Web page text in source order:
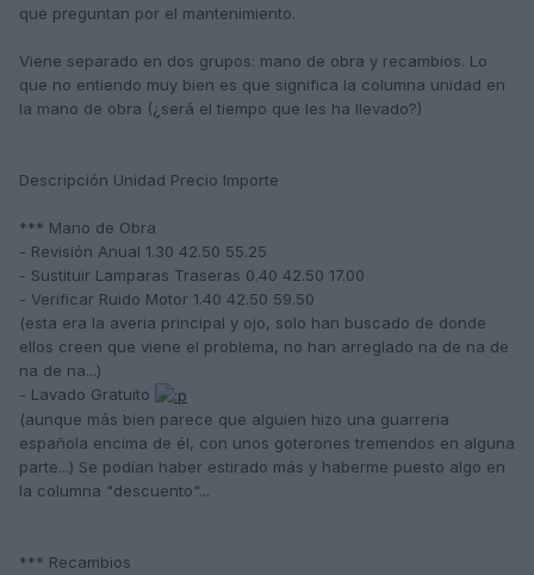
que preguntan por el mantenimiento.
Viene separado en dos grupos: mano de obra y recambios. Lo
que no entiendo muy bien es que significa la columna unidad en
la mano de obra (¿será el tiempo que les ha llevado?)
Descripción Unidad Precio Importe
*** Mano de Obra
- Revisión Anual 1.30 42.50 55.25
- Sustituir Lamparas Traseras 0.40 42.50 17.00
- Verificar Ruido Motor 1.40 42.50 59.50
(esta era la averia principal y ojo, solo han buscado de donde
ellos creen que viene el problema, no han arreglado na de na de
na de na...)
- Lavado Gratuito
(aunque más bien parece que alguien hizo una guarreria
española encima de él, con unos goterones tremendos en alguna
parte...) Se podían haber estirado más y haberme puesto algo en
la columna "descuento"...
*** Recambios